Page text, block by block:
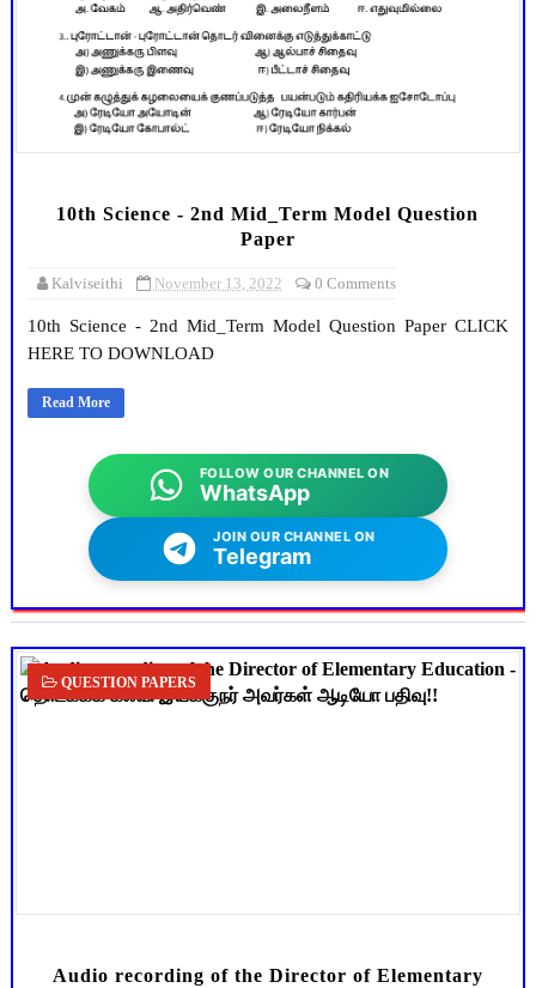
10th Science - 2nd Mid_Term Model Question
Paper
Kalviseithi November 13, 2022 0 Comments
10th Science - 2nd Mid_Term Model Question Paper CLICK
HERE TO DOWNLOAD
Read More
FOLLOW OUR CHANNEL ON
WhatsApp
JOIN OUR CHANNEL ON
Telegram
QUESTION PAPERS
Audio recording of the Director of Elementary